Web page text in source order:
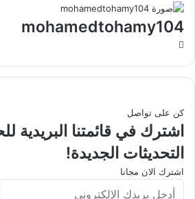
mohamedtohamy104
كن على تواصل
اشترك في قائمتنا
التحديثات الجديدة!
اشترك الان مجانا
أدخل